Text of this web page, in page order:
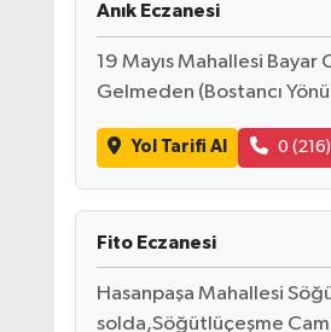
Anık Eczanesi
19 Mayıs Mahallesi
Gelmeden (Bostancı
Yol Tarifi Al 0
Fito Eczanesi
Hasanpaşa Mahallesi
solda,Söğütlüçeşme Cami